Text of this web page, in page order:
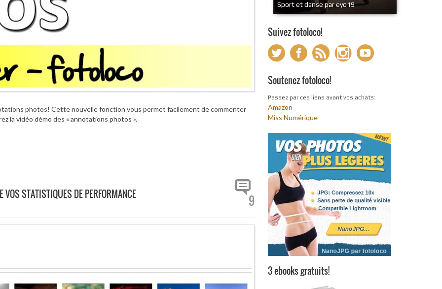
photos! Cette nouvelle fonction vous permet facilement de commenter
la vidéo démo des « annotations photos ».
VOS STATISTIQUES DE PERFORMANCE 9
Sport et danse par eyo19
Suivez fotoloco!
Soutenez fotoloco!
Passez par ces liens avant vos achats:
Amazon
Miss Numérique
3 ebooks gratuits!